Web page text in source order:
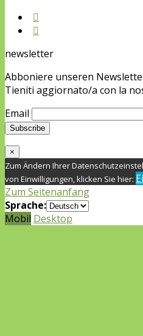
newsletter
Abboniere unseren
Tieniti aggiornato/a con la
Email
×
Zum Ändern Ihrer
von Einwilligungen, klicken Sie hier:
Zum Seitenanfang
Sprache:
Mobil Desktop